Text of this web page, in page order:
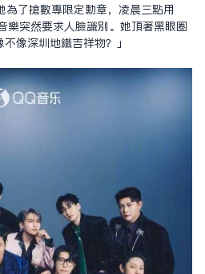
為了搶數專限定勳章，凌晨三點用
樂突然要求人臉識別。她頂著黑眼圈
像深圳地鐵吉祥物？」